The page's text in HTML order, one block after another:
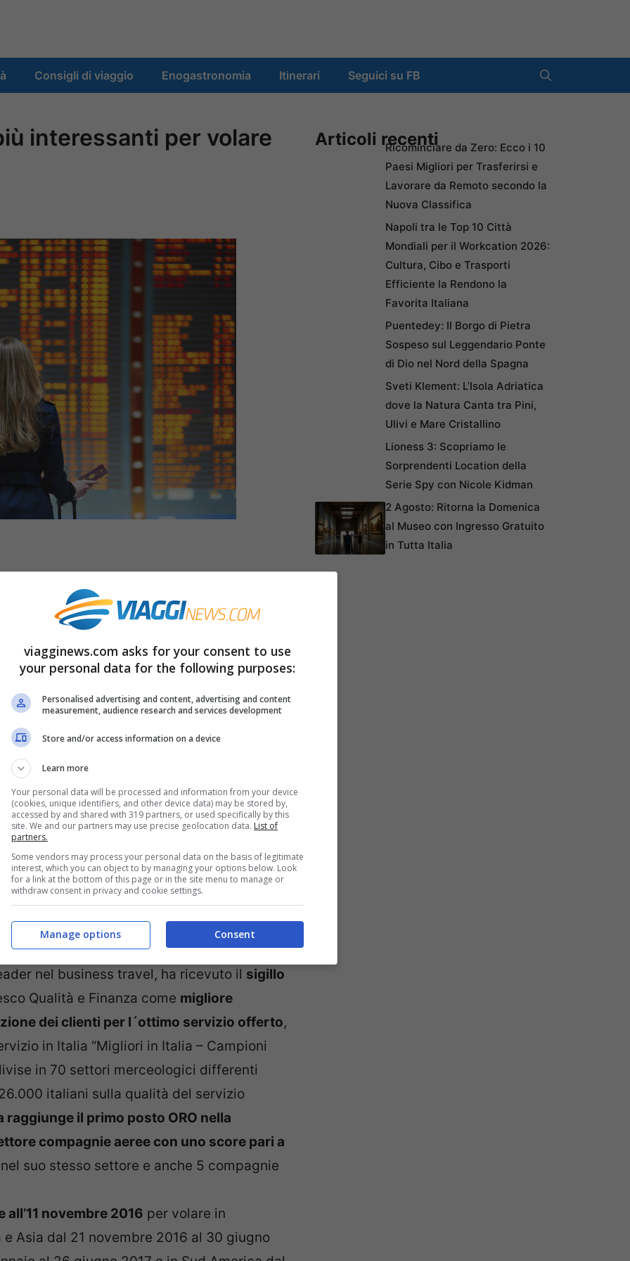
Consigli di viaggio Enogastronomia Itinerari Seguici su FB
interessanti per volare
, nuove tratte, servizi sempre più
compagnie aeree. Ecco allora che, per
per questi primi giorni di novembre.
disponibili sul sito e sull’app mobile e sui
Not?Ferie e relax sotto il sole non
infatti già tempo di pensare ai mesi più
ideale per acquistare a tariffe
vacanze di agosto ma anche per unbreak
periodo più tranquillo ed economicamente
di stimoli ed opportunità di divertimento e
i cui voli inaugurali sono stati operati
all’offerta estiva di easyJet.Budapestè
da Venezia o da Napoli, per la prima
, e aNantesda Milano Malpensa.
nel business travel, ha ricevuto il sigillo
Qualità e Finanza come migliore
dei clienti per l´ottimo servizio offerto,
in Italia “Migliori in Italia – Campioni
in 70 settori merceologici differenti
italiani sulla qualità del servizio
raggiunge il primo posto ORO nella
compagnie aeree con uno score pari a
suo stesso settore e anche 5 compagnie
novembre 2016 per volare in
Asia dal 21 novembre 2016 al 30 giugno
Articoli recentiRicominciare da Zero: Ecco i 10
Paesi Migliori per Trasferirsi e
Lavorare da Remoto secondo la
Nuova Classifica
Napoli tra le Top 10 Città
Mondiali per il Workcation 2026:
Cultura, Cibo e Trasporti
Efficiente la Rendono la
Favorita Italiana
Puentedey: Il Borgo di Pietra
Sospeso sul Leggendario Ponte
di Dio nel Nord della Spagna
Sveti Klement: L’Isola Adriatica
dove la Natura Canta tra Pini,
Ulivi e Mare Cristallino
Lioness 3: Scopriamo le
Sorprendenti Location della
Serie Spy con Nicole Kidman
2 Agosto: Ritorna la Domenica
al Museo con Ingresso Gratuito
in Tutta Italia
viagginews.com asks for your consent to use
your personal data for the following purposes:
Personalised advertising and content, advertising and content
measurement, audience research and services development
Store and/or access information on a device
Learn more
Your personal data will be processed and information from your device
(cookies, unique identifiers, and other device data) may be stored by,
accessed by and shared with 319 partners, or used specifically by this
site. We and our partners may use precise geolocation data. List of
partners.
Some vendors may process your personal data on the basis of legitimate
interest, which you can object to by managing your options below. Look
for a link at the bottom of this page or in the site menu to manage or
withdraw consent in privacy and cookie settings.
Consent
Manage options